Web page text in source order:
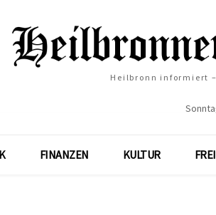
Heilbronn informiert
FINANZEN KULTUR